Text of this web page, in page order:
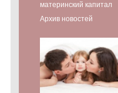
материнский капитал
Архив новостей